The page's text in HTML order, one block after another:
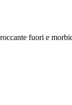
fuori e